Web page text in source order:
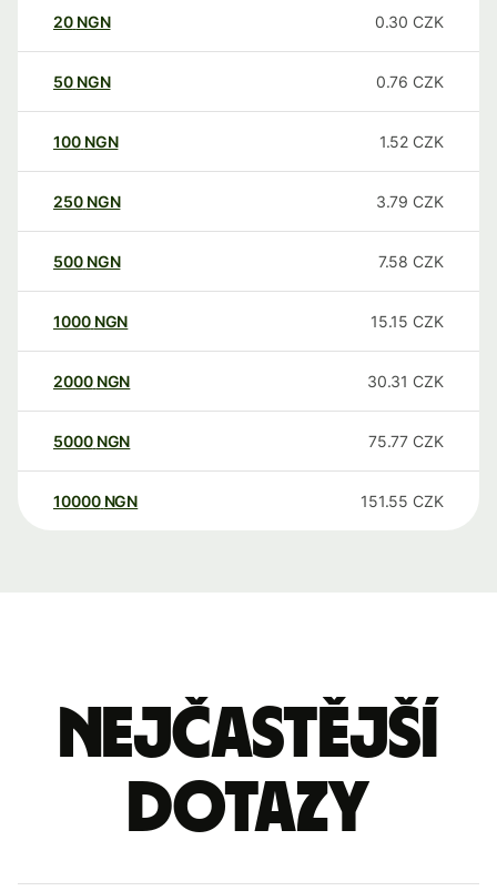
20 NGN 0.30 CZK
50 NGN 0.76 CZK
100 NGN 1.52 CZK
250 NGN 3.79 CZK
500 NGN 7.58 CZK
1000 NGN 15.15 CZK
2000 NGN 30.31 CZK
5000 NGN 75.77 CZK
10000 NGN 151.55 CZK
Nejčastější
dotazy